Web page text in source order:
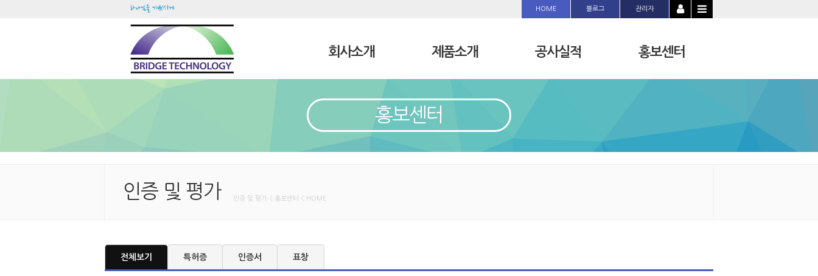
하나님을 기쁘시게 HOME 블로그 관리자
회사소개 제품소개 공사실적 홍보센터
홍보센터
인증 및 평가 인증 및 평가 < 홍보센터 < HOME
전체보기 특허증 인증서 표창